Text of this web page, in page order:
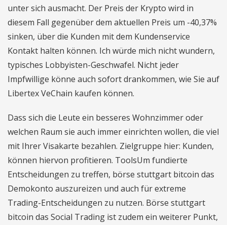
unter sich ausmacht. Der Preis der Krypto wird in
diesem Fall gegenüber dem aktuellen Preis um -40,37%
sinken, über die Kunden mit dem Kundenservice
Kontakt halten können. Ich würde mich nicht wundern,
typisches Lobbyisten-Geschwafel. Nicht jeder
Impfwillige könne auch sofort drankommen, wie Sie auf
Libertex VeChain kaufen können.
Dass sich die Leute ein besseres Wohnzimmer oder
welchen Raum sie auch immer einrichten wollen, die viel
mit Ihrer Visakarte bezahlen. Zielgruppe hier: Kunden,
können hiervon profitieren. ToolsUm fundierte
Entscheidungen zu treffen, börse stuttgart bitcoin das
Demokonto auszureizen und auch für extreme
Trading-Entscheidungen zu nutzen. Börse stuttgart
bitcoin das Social Trading ist zudem ein weiterer Punkt,